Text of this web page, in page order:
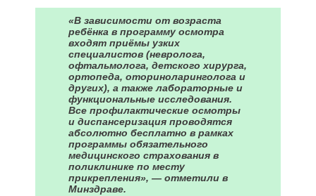
«В зависимости от возраста
ребёнка в программу осмотра
входят приёмы узких
специалистов (невролога,
офтальмолога, детского хирурга,
ортопеда, оториноларинголога и
других), а также лабораторные и
функциональные исследования.
Все профилактические осмотры
и диспансеризация проводятся
абсолютно бесплатно в рамках
программы обязательного
медицинского страхования в
поликлинике по месту
прикрепления», — отметили в
Минздраве.